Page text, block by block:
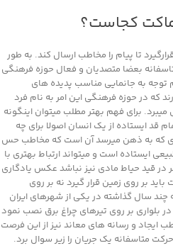
ماکت کجاست؟
تا پیام را مخاطب ارسال کند. به طور
بعضا متصدیان و فعال حوزه فرهنگی
توجه به جانمایی مناسب پدیده های
که در حوزه فرهنگی این امر به نام فرد
برای فهم بهتر مطلب میتوان اینگونه
قد ایستاده از یک انسان اصولا برای چه
که به ذهن میرسد آن است که مخاطب حس
ایستاده است و میتواند ارتباط بهتری با
در قید حیاط مادی نیز نباشد عکس یادگاری
بر روی زمین قرار گیرد نه بر روی
چند سال گذاشته در یکی از شهرهای ایران
بلواری بر روی تیرهای چراغ برق نصب نمود
ایجاد و رسانه های معاند نیز از این فرصت
متاسفانه یک جریان را زیر سوال برد.